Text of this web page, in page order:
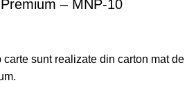
– MNP-10
sunt realizate din carton mat de